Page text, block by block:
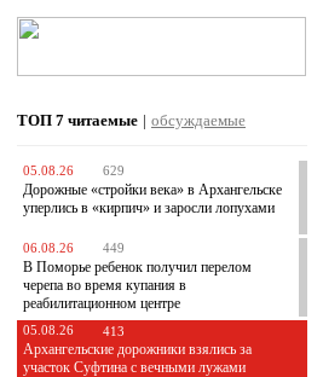
ТОП 7 читаемые | обсуждаемые
05.08.26 629
Дорожные «стройки века» в Архангельске
уперлись в «кирпич» и заросли лопухами
06.08.26 449
В Поморье ребенок получил перелом
черепа во время купания в
реабилитационном центре
05.08.26 413
Архангельские дорожники взялись за
участок Суфтина с вечными лужами